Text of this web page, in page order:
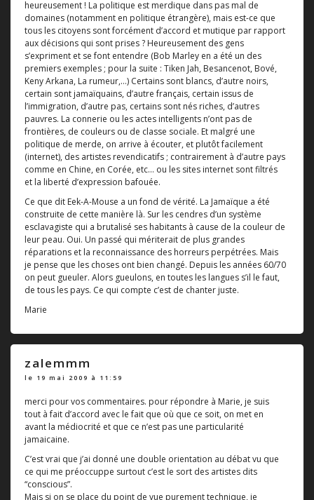
heureusement ! La politique est merdique dans pas mal de
domaines (notamment en politique étrangère), mais est-ce que
tous les citoyens sont forcément d’accord et mutique par rapport
aux décisions qui sont prises ? Heureusement des gens
s’expriment et se font entendre (Bob Marley en a été un des
premiers exemples ; pour la suite : Tiken Jah, Besancenot, Bové,
Keny Arkana, La rumeur,…) Certains sont blancs, d’autre noirs,
certain sont jamaïquains, d’autre français, certain issus de
l’immigration, d’autre pas, certains sont nés riches, d’autres
pauvres. La connerie ou les actes intelligents n’ont pas de
frontières, de couleurs ou de classe sociale. Et malgré une
politique de merde, on arrive à écouter, et plutôt facilement
(internet), des artistes revendicatifs ; contrairement à d’autre pays
comme en Chine, en Corée, etc… ou les sites internet sont filtrés
et la liberté d’expression bafouée.
Ce que dit Eek-A-Mouse a un fond de vérité. La Jamaïque a été
construite de cette manière là. Sur les cendres d’un système
esclavagiste qui a brutalisé ses habitants à cause de la couleur de
leur peau. Oui. Un passé qui mériterait de plus grandes
réparations et la reconnaissance des horreurs perpétrées. Mais
je pense que les choses ont bien changé. Depuis les années 60/70
on peut gueuler. Alors gueulons, en toutes les langues s’il le faut,
de tous les pays. Ce qui compte c’est de chanter juste.
Marie
zalemmm
le 19 mai 2009 à 11:59
merci pour vos commentaires. pour répondre à Marie, je suis
tout à fait d’accord avec le fait que où que ce soit, on met en
avant la médiocrité et que ce n’est pas une particularité
jamaicaine.
C’est vrai que j’ai donné une double orientation au débat vu que
ce qui me préoccuppe surtout c’est le sort des artistes dits
“conscious”.
Mais si on se place du point de vue purement technique, je